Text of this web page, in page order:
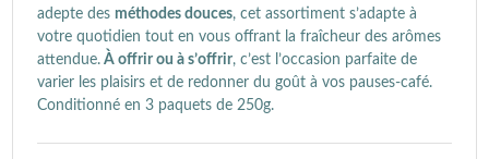
adepte des méthodes douces, cet assortiment s’adapte à
votre quotidien tout en vous offrant la fraîcheur des arômes
attendue. À offrir ou à s’offrir, c’est l’occasion parfaite de
varier les plaisirs et de redonner du goût à vos pauses-café.
Conditionné en 3 paquets de 250g.